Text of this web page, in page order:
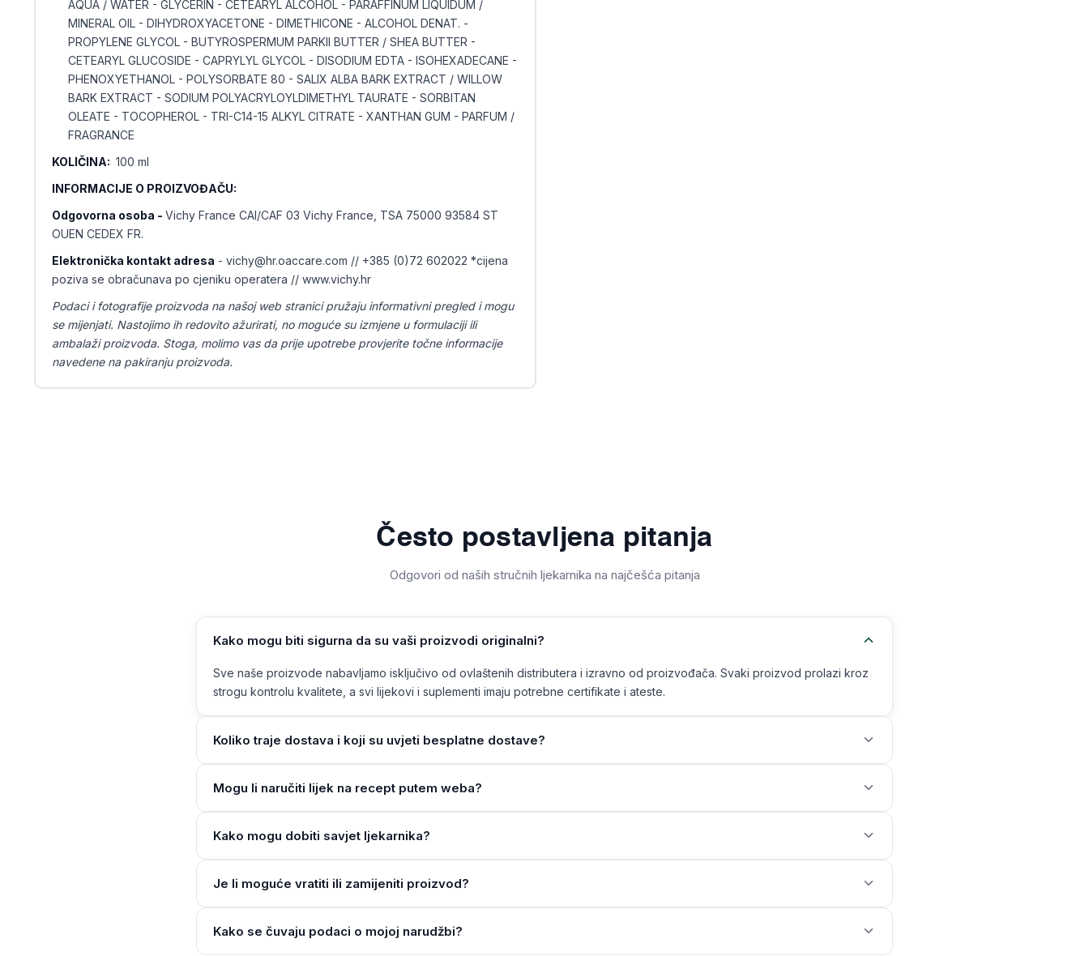
AQUA / WATER - GLYCERIN - CETEARYL ALCOHOL - PARAFFINUM LIQUIDUM /
MINERAL OIL - DIHYDROXYACETONE - DIMETHICONE - ALCOHOL DENAT. -
PROPYLENE GLYCOL - BUTYROSPERMUM PARKII BUTTER / SHEA BUTTER -
CETEARYL GLUCOSIDE - CAPRYLYL GLYCOL - DISODIUM EDTA - ISOHEXADECANE -
PHENOXYETHANOL - POLYSORBATE 80 - SALIX ALBA BARK EXTRACT / WILLOW
BARK EXTRACT - SODIUM POLYACRYLOYLDIMETHYL TAURATE - SORBITAN
OLEATE - TOCOPHEROL - TRI-C14-15 ALKYL CITRATE - XANTHAN GUM - PARFUM /
FRAGRANCE
KOLIČINA: 100 ml
INFORMACIJE O PROIZVOĐAČU:
Odgovorna osoba - Vichy France CAI/CAF 03 Vichy France, TSA 75000 93584 ST
OUEN CEDEX FR.
Elektronička kontakt adresa - vichy@hr.oaccare.com // +385 (0)72 602022 *cijena
poziva se obračunava po cjeniku operatera // www.vichy.hr
Podaci i fotografije proizvoda na našoj web stranici pružaju informativni pregled i mogu
se mijenjati. Nastojimo ih redovito ažurirati, no moguće su izmjene u formulaciji ili
ambalaži proizvoda. Stoga, molimo vas da prije upotrebe provjerite točne informacije
navedene na pakiranju proizvoda.
Često postavljena pitanja
Odgovori od naših stručnih ljekarnika na najčešća pitanja
Kako mogu biti sigurna da su vaši proizvodi originalni?
Sve naše proizvode nabavljamo isključivo od ovlaštenih distributera i izravno od proizvođača. Svaki proizvod prolazi kroz
strogu kontrolu kvalitete, a svi lijekovi i suplementi imaju potrebne certifikate i ateste.
Koliko traje dostava i koji su uvjeti besplatne dostave?
Mogu li naručiti lijek na recept putem weba?
Kako mogu dobiti savjet ljekarnika?
Je li moguće vratiti ili zamijeniti proizvod?
Kako se čuvaju podaci o mojoj narudžbi?